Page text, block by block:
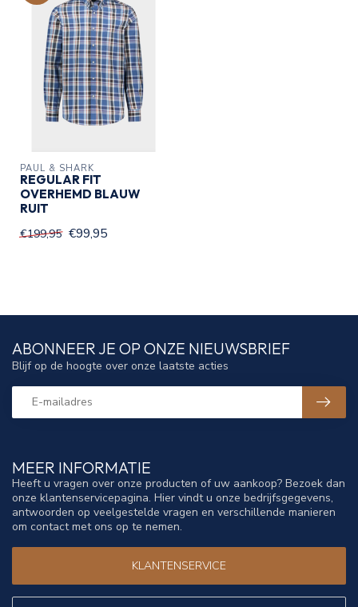
PAUL & SHARK
REGULAR FIT
OVERHEMD BLAUW
RUIT
€199,95 €99,95
MEER INFORMATIE
Heeft u vragen over onze producten of uw aankoop? Bezoek dan
onze klantenservicepagina. Hier vindt u onze bedrijfsgegevens,
antwoorden op veelgestelde vragen en verschillende manieren
om contact met ons op te nemen.
KLANTENSERVICE
ABONNEER JE OP ONZE NIEUWSBRIEF
Blijf op de hoogte over onze laatste acties